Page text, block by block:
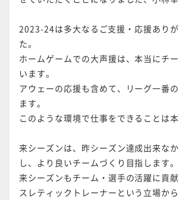
2023-24は多大なるご支援・応援あり
た。
ホームゲームでの大声援は、本当にチ
います。
アウェーの応援も含めて、リーグ一番
ます。
このような環境で仕事をできることは本
来シーズンは、昨シーズン達成出来な
し、より良いチームづくり目指します。
来シーズンもチーム・選手の活躍に貢
スレティックトレーナーという立場か